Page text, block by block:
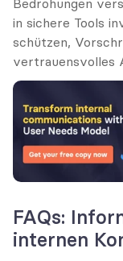
in sichere Tools
schützen,
vertrauensvolles
FAQs:
internen